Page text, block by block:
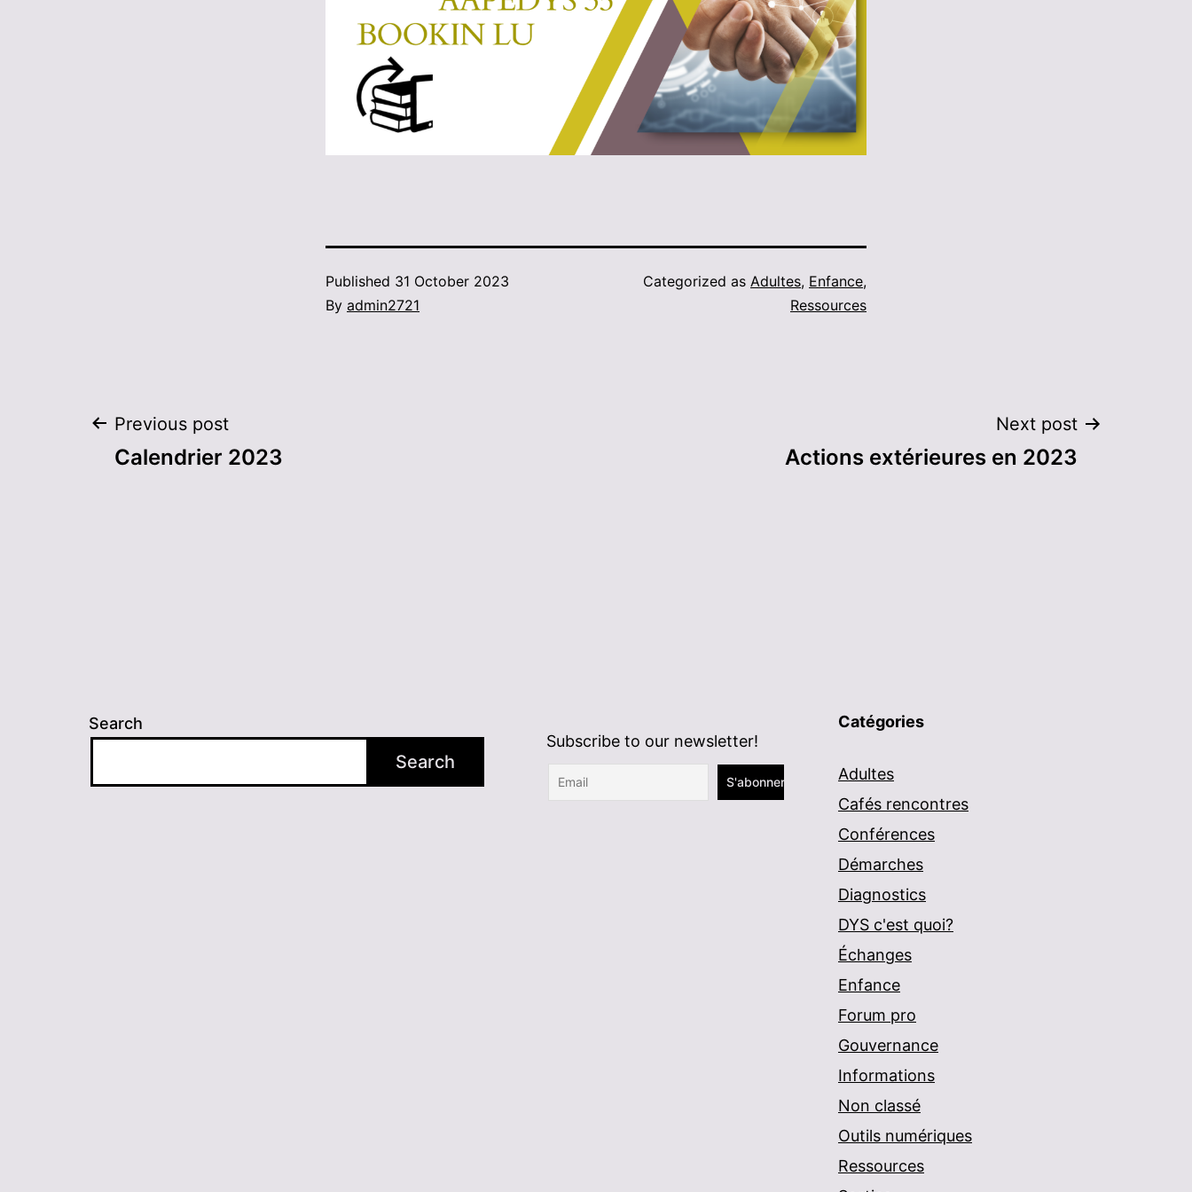
Published 31 October 2023
By admin2721
Categorized as Adultes, Enfance,
Ressources
Post
Previous post
Calendrier 2023
Next post
Actions extérieures en 2023
Search
Search
Subscribe to our newsletter!
Catégories
Adultes
Cafés rencontres
Conférences
Démarches
Diagnostics
DYS c'est quoi?
Échanges
Enfance
Forum pro
Gouvernance
Informations
Non classé
Outils numériques
Ressources